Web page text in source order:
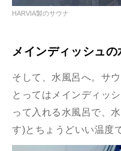
HARVIA製のサウナ
メインディッシュ
そして、水風呂へ。サ
とってはメインディッ
って入れる水風呂で、
す)とちょうどいい温度